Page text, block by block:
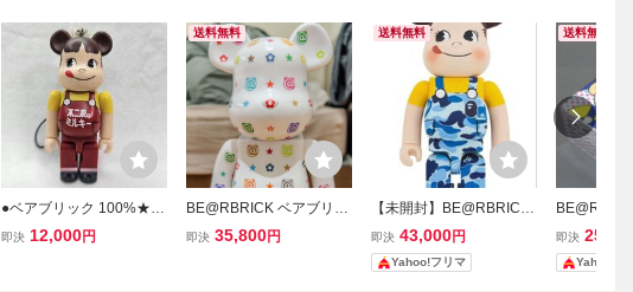
●ベアブリック 100%★ペ
コちゃん BE@RBRICK★
即決 12,000円
送料無料
BE@RBRICK ベアブリッ
ク マルチカラーモノグラ
即決 35,800円
送料無料
【未開封】BE@RBRICK
BAPE(R) ペコちゃん 100
0％ BLUE ペコちゃん ベ
アブリック ブルー
即決 43,000円
Yahoo!フリマ
送料無料
ミルキー65
イン 400％
即決
Yahoo!フ